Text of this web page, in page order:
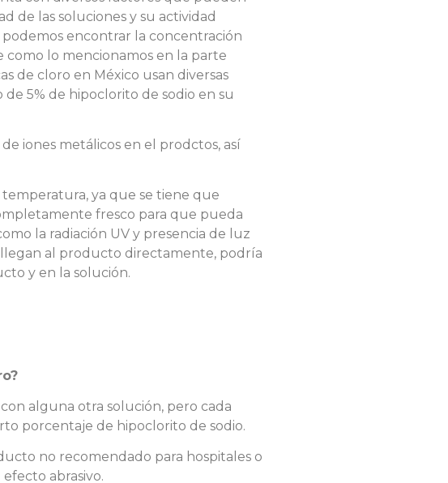
de las soluciones y su actividad
encontrar la concentración
como lo mencionamos en la parte
de cloro en México usan diversas
5% de hipoclorito de sodio en su
iones metálicos en el prodctos, así
ya que se tiene que
fresco para que pueda
la radiación UV y presencia de luz
al producto directamente, podría
y en la solución.
alguna otra solución, pero cada
porcentaje de hipoclorito de sodio.
no recomendado para hospitales o
abrasivo.